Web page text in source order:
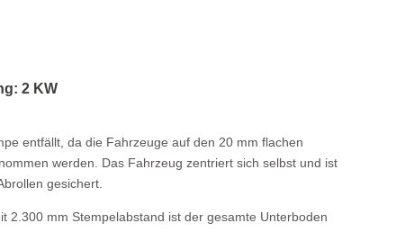
2 KW
entfällt, da die Fahrzeuge auf den 20 mm flachen
werden. Das Fahrzeug zentriert sich selbst und ist
gesichert.
2.300 mm Stempelabstand ist der gesamte Unterboden